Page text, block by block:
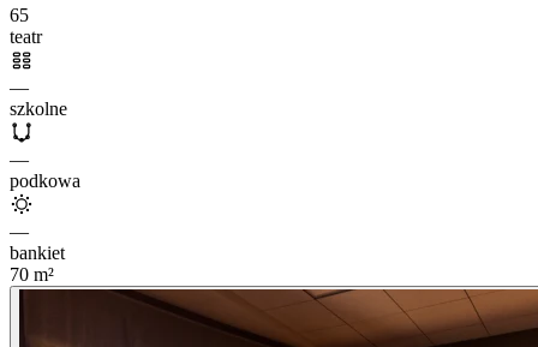
65
teatr
—
szkolne
—
podkowa
—
bankiet
70 m²